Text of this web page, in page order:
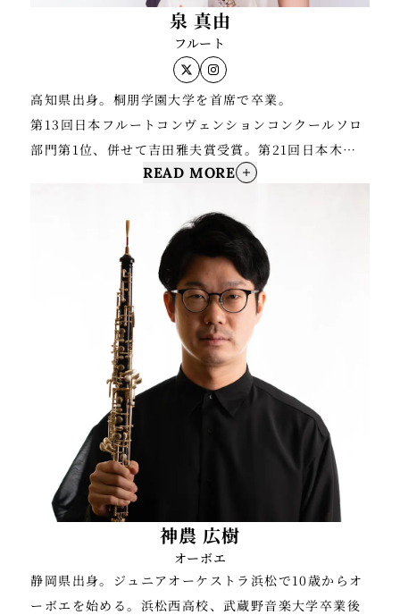
泉 真由
フルート
高知県出身。桐朋学園大学を首席で卒業。
第13回日本フルートコンヴェンションコンクールソロ
部門第1位、併せて吉田雅夫賞受賞。第21回日本木管
コンクール第2位。
盤。全国各地とパリでリサイタルツアーを行い好評を
日本コロムビアOpus oneシリーズ”月に憑かれたピエ
2019年より琉球フィル客演首席フルート奏者。
桐朋学園大学、洗足学園音楽大学、東邦音楽大学で非
常勤講師を務め、後進の育成にも力を入れている。
第9回かわさき産業親善大使。
READ MORE
神農 広樹
オーボエ
静岡県出身。ジュニアオーケストラ浜松で10歳からオ
ーボエを始める。浜松西高校、武蔵野音楽大学卒業後